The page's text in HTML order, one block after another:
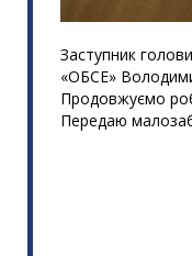
Заступник
«ОБСЕ»
Продовжуємо
Передаю